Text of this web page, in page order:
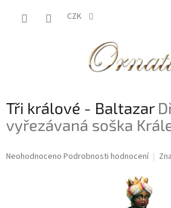
CZK
Tři králové - Baltazar
vyřezávaná soška
Průměrné
Neohodnoceno Podrobnosti hodnocení